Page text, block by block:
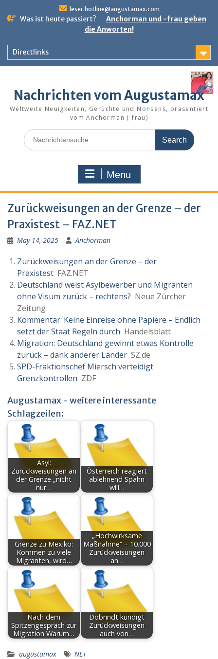
leser.hotline@augustamax.com
Was ist heute passiert?
Anchorman und -frau geben
die Anworten!
Directlinks
Nachrichten vom Augustamax
Weltweite Neuigkeiten, Gerüchte und Nonsens, präsentiert
vom Anchorman (-frau)
Search
for:
Menu
Zurückweisungen an der Grenze – der
Praxistest – FAZ.NET
May 14, 2025 Anchorman
Zurückweisungen an der Grenze – der
Praxistest FAZ.NET
Deutschland weist Asylbewerber und Migranten
ohne Visum zurück – rechtens? Neue Zürcher
Zeitung
Kommentar: Keine Einreise ohne Papiere – Endlich
setzt der Staat Regeln durch Handelsblatt
Migration: Deutschland gewinnt etwas Kontrolle
zurück – dank anderer Länder SZ.de
SPD-Fraktionschef Miersch verteidigt
Grenzkontrollen ZDF
Augustamax - weitere interessante
Schlagzeilen:
Asyl:
Zurückweisungen an
der Grenze „nicht
nur…
Österreich reagiert
ablehnend Spahn
will…
Grenze zu Mexiko:
Kommen zu viele
Migranten, wird…
„Hochwirksame
Maßnahme“ – 10.000
Zurückweisungen
an…
Nach dem
Spitzengespräch zur
Migration Warum…
Dobrindt kündigt
Zurückweisungen
auch von…
augustamax NET